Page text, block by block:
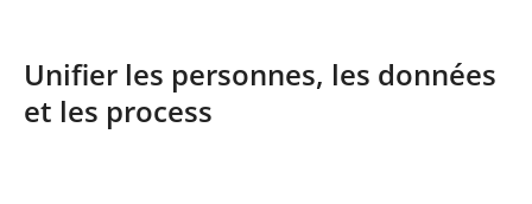
Unifier les personnes, les données
et les process